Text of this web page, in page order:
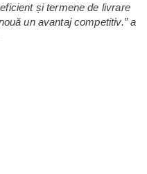
și termene de livrare
un avantaj competitiv.” a